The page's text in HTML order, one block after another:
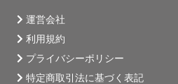
運営会社
利用規約
プライバシーポリシー
特定商取引法に基づく表記